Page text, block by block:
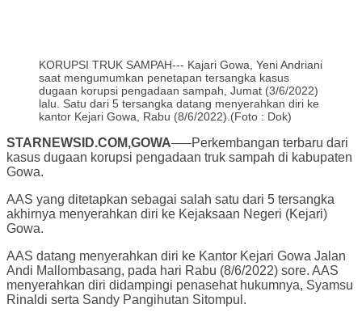
KORUPSI TRUK SAMPAH--- Kajari Gowa, Yeni Andriani
saat mengumumkan penetapan tersangka kasus
dugaan korupsi pengadaan sampah, Jumat (3/6/2022)
lalu. Satu dari 5 tersangka datang menyerahkan diri ke
kantor Kejari Gowa, Rabu (8/6/2022).(Foto : Dok)
STARNEWSID.COM,GOWA—–Perkembangan terbaru dari
kasus dugaan korupsi pengadaan truk sampah di kabupaten
Gowa.
AAS yang ditetapkan sebagai salah satu dari 5 tersangka
akhirnya menyerahkan diri ke Kejaksaan Negeri (Kejari)
Gowa.
AAS datang menyerahkan diri ke Kantor Kejari Gowa Jalan
Andi Mallombasang, pada hari Rabu (8/6/2022) sore. AAS
menyerahkan diri didampingi penasehat hukumnya, Syamsu
Rinaldi serta Sandy Pangihutan Sitompul.